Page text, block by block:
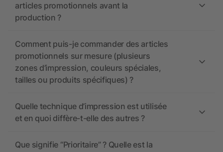
articles promotionnels avant la
production ?
Comment puis-je commander des articles
promotionnels sur mesure (plusieurs
zones d’impression, couleurs spéciales,
tailles ou produits spécifiques) ?
Quelle technique d’impression est utilisée
et en quoi diffère-t-elle des autres ?
Que signifie “Prioritaire” ? Quelle est la